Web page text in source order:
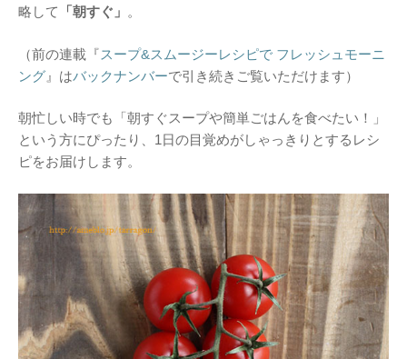
略して 「朝すぐ」 。
（前の連載『スープ&スムージーレシピで フレッシュモーニ
ング 』はバックナンバーで引き続きご覧いただけます）
朝忙しい時でも「朝すぐスープや簡単ごはんを食べたい！」
という方にぴったり、1日の目覚めがしゃっきりとするレシ
ピをお届けします。